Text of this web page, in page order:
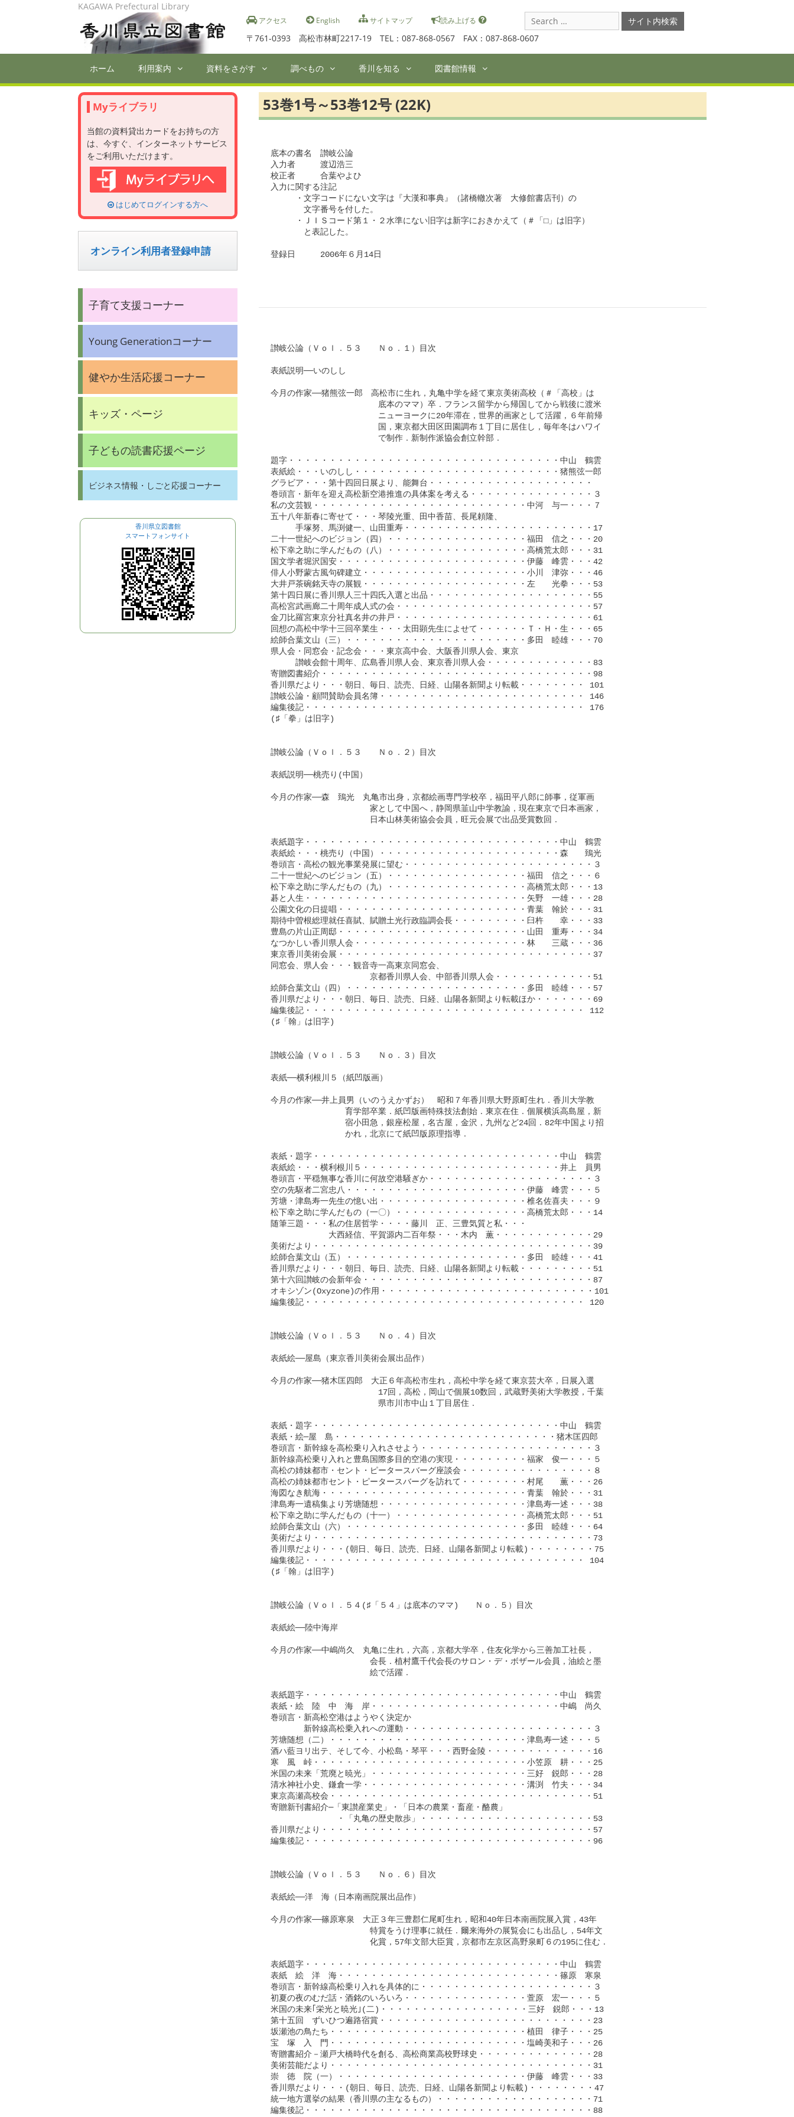
アクセス English サイトマップ 読み上げる
〒761-0393 高松市林町2217-19 TEL：087-868-0567 FAX：087-868-0607
KAGAWA Prefectural Library
Search
for:
ホーム 利用案内 資料をさがす 調べもの 香川を知る 図書館情報
53巻1号～53巻12号 (22K)
底本の書名　讃岐公論
入力者　　　渡辺浩三
校正者　　　合葉やよひ
入力に関する注記
・文字コードにない文字は『大漢和事典』（諸橋轍次著　大修館書店刊）の
文字番号を付した。
・ＪＩＳコード第１・２水準にない旧字は新字におきかえて（＃「□」は旧字）
と表記した。
登録日　　　2006年６月14日
讃岐公論（Ｖｏｌ．５３　　Ｎｏ．１）目次
表紙説明──いのしし
今月の作家──猪熊弦一郎　高松市に生れ，丸亀中学を経て東京美術高校（＃「高校」は
底本のママ）卒．フランス留学から帰国してから戦後に渡米
ニューヨークに20年滞在，世界的画家として活躍，６年前帰
国，東京都大田区田園調布１丁目に居住し，毎年冬はハワイ
で制作．新制作派協会創立幹部．
題字・・・・・・・・・・・・・・・・・・・・・・・・・・・・・・・・・中山　鶴雲
表紙絵・・・いのしし・・・・・・・・・・・・・・・・・・・・・・・・・猪熊弦一郎
グラビア・・・第十四回日展より、能舞台・・・・・・・・・・・・・・・・・・・・
巻頭言・新年を迎え高松新空港推進の具体案を考える・・・・・・・・・・・・・・・３
私の文芸観・・・・・・・・・・・・・・・・・・・・・・・・・・中河　与一・・・７
五十八年新春に寄せて・・・琴陵光重、田中香苗、長尾頼隆、
手塚努、馬渕健一、山田重寿・・・・・・・・・・・・・・・・・・・・・・・17
二十一世紀へのビジョン（四）・・・・・・・・・・・・・・・・・福田　信之・・・20
松下幸之助に学んだもの（八）・・・・・・・・・・・・・・・・・高橋荒太郎・・・31
国文学者堀沢国安・・・・・・・・・・・・・・・・・・・・・・・伊藤　峰雲・・・42
俳人小野蒙古風句碑建立・・・・・・・・・・・・・・・・・・・・小川　津弥・・・46
大井戸茶碗銘天寺の展観・・・・・・・・・・・・・・・・・・・・左　　光拳・・・53
第十四日展に香川県人三十四氏入選と出品・・・・・・・・・・・・・・・・・・・・55
高松宮武画廊二十周年成人式の会・・・・・・・・・・・・・・・・・・・・・・・・57
金刀比羅宮東京分社真名井の井戸・・・・・・・・・・・・・・・・・・・・・・・・61
回想の高松中学十三回卒業生・・・太田顕先生によせて・・・・・・Ｔ・Ｈ・生・・・65
絵師合葉文山（三）・・・・・・・・・・・・・・・・・・・・・・多田　睦雄・・・70
県人会・同窓会・記念会・・・東京高中会、大阪香川県人会、東京
讃岐会館十周年、広島香川県人会、東京香川県人会・・・・・・・・・・・・・83
寄贈図書紹介・・・・・・・・・・・・・・・・・・・・・・・・・・・・・・・・・98
香川県だより・・・朝日、毎日、読売、日経、山陽各新聞より転載・・・・・・・・ 101
讃岐公論・顧問賛助会員名簿・・・・・・・・・・・・・・・・・・・・・・・・・ 146
編集後記・・・・・・・・・・・・・・・・・・・・・・・・・・・・・・・・・・ 176
(♯「拳」は旧字)
讃岐公論（Ｖｏｌ．５３　　Ｎｏ．２）目次
表紙説明──桃売り(中国）
今月の作家──森　鵄光　丸亀市出身，京都絵画専門学校卒，福田平八郎に師事，従軍画
家として中国へ，静岡県韮山中学教諭，現在東京で日本画家，
日本山林美術協会会員，旺元会展で出品受賞数回．
表紙題字・・・・・・・・・・・・・・・・・・・・・・・・・・・・・・・中山　鶴雲
表紙絵・・・桃売り（中国）・・・・・・・・・・・・・・・・・・・・・・森　　鵄光
巻頭言・高松の観光事業発展に望む・・・・・・・・・・・・・・・・・・・・・・・３
二十一世紀へのビジョン（五）・・・・・・・・・・・・・・・・・福田　信之・・・６
松下幸之助に学んだもの（九）・・・・・・・・・・・・・・・・・高橋荒太郎・・・13
碁と人生・・・・・・・・・・・・・・・・・・・・・・・・・・・矢野　一雄・・・28
公園文化の日提唱・・・・・・・・・・・・・・・・・・・・・・・青葉　翰於・・・31
期待中曽根総理就任喜賦、賦贈土光行政臨調会長・・・・・・・・・臼杵　　幸・・・33
豊島の片山正周邸・・・・・・・・・・・・・・・・・・・・・・・山田　重寿・・・34
なつかしい香川県人会・・・・・・・・・・・・・・・・・・・・・林　　三蔵・・・36
東京香川美術会展・・・・・・・・・・・・・・・・・・・・・・・・・・・・・・・37
同窓会、県人会・・・観音寺一高東京同窓会、
京都香川県人会、中部香川県人会・・・・・・・・・・・・51
絵師合葉文山（四）・・・・・・・・・・・・・・・・・・・・・・多田　睦雄・・・57
香川県だより・・・朝日、毎日、読売、日経、山陽各新聞より転載ほか・・・・・・・69
編集後記・・・・・・・・・・・・・・・・・・・・・・・・・・・・・・・・・・ 112
(♯「翰」は旧字)
讃岐公論（Ｖｏｌ．５３　　Ｎｏ．３）目次
表紙──横利根川５（紙凹版画）
今月の作家──井上員男（いのうえかずお）　昭和７年香川県大野原町生れ．香川大学教
育学部卒業．紙凹版画特殊技法創始．東京在住．個展横浜高島屋，新
宿小田急，銀座松屋，名古屋，金沢，九州など24回．82年中国より招
かれ，北京にて紙凹版原理指導．
表紙・題字・・・・・・・・・・・・・・・・・・・・・・・・・・・・・・中山　鶴雲
表紙絵・・・横利根川５・・・・・・・・・・・・・・・・・・・・・・・・井上　員男
巻頭言・平穏無事な香川に何故空港騒ぎか・・・・・・・・・・・・・・・・・・・・３
空の先駆者二宮忠八・・・・・・・・・・・・・・・・・・・・・・伊藤　峰雲・・・５
芳塘・津島寿一先生の憶い出・・・・・・・・・・・・・・・・・・椎名佐喜夫・・・９
松下幸之助に学んだもの（一〇）・・・・・・・・・・・・・・・・高橋荒太郎・・・14
随筆三題・・・私の住居哲学・・・・藤川　正、三豊気質と私・・・
大西経信、平賀源内二百年祭・・・木内　薫・・・・・・・・・・・・29
美術だより・・・・・・・・・・・・・・・・・・・・・・・・・・・・・・・・・・39
絵師合葉文山（五）・・・・・・・・・・・・・・・・・・・・・・多田　睦雄・・・41
香川県だより・・・朝日、毎日、読売、日経、山陽各新聞より転載・・・・・・・・・51
第十六回讃岐の会新年会・・・・・・・・・・・・・・・・・・・・・・・・・・・・87
オキシゾン(Oxyzone)の作用・・・・・・・・・・・・・・・・・・・・・・・・・・101
編集後記・・・・・・・・・・・・・・・・・・・・・・・・・・・・・・・・・・ 120
讃岐公論（Ｖｏｌ．５３　　Ｎｏ．４）目次
表紙絵──屋島（東京香川美術会展出品作）
今月の作家──猪木匡四郎　大正６年高松市生れ，高松中学を経て東京芸大卒，日展入選
17回，高松，岡山で個展10数回，武蔵野美術大学教授，千葉
県市川市中山１丁目居住．
表紙・題字・・・・・・・・・・・・・・・・・・・・・・・・・・・・・・中山　鶴雲
表紙・絵─屋　島・・・・・・・・・・・・・・・・・・・・・・・・・・・猪木匡四郎
巻頭言・新幹線を高松乗り入れさせよう・・・・・・・・・・・・・・・・・・・・・３
新幹線高松乗り入れと豊島国際多目的空港の実現・・・・・・・・・福家　俊一・・・５
高松の姉妹都市・セント・ピータースバーグ座談会・・・・・・・・・・・・・・・・８
高松の姉妹都市セント・ピータースバーグを訪れて・・・・・・・・村尾　　薫・・・26
海図なき航海・・・・・・・・・・・・・・・・・・・・・・・・・青葉　翰於・・・31
津島寿一遺稿集より芳塘随想・・・・・・・・・・・・・・・・・・津島寿一述・・・38
松下幸之助に学んだもの（十一）・・・・・・・・・・・・・・・・高橋荒太郎・・・51
絵師合葉文山（六）・・・・・・・・・・・・・・・・・・・・・・多田　睦雄・・・64
美術だより・・・・・・・・・・・・・・・・・・・・・・・・・・・・・・・・・・73
香川県だより・・・(朝日、毎日、読売、日経、山陽各新聞より転載)・・・・・・・・75
編集後記・・・・・・・・・・・・・・・・・・・・・・・・・・・・・・・・・・ 104
(♯「翰」は旧字)
讃岐公論（Ｖｏｌ．５４(♯「５４」は底本のママ)　　Ｎｏ．５）目次
表紙絵──陸中海岸
今月の作家──中嶋尚久　丸亀に生れ，六高，京都大学卒，住友化学から三善加工社長，
会長．植村鷹千代会長のサロン・デ・ボザール会員，油絵と墨
絵で活躍．
表紙題字・・・・・・・・・・・・・・・・・・・・・・・・・・・・・・・中山　鶴雲
表紙・絵　陸　中　海　岸・・・・・・・・・・・・・・・・・・・・・・・中嶋　尚久
巻頭言・新高松空港はようやく決定か
新幹線高松乗入れへの運動・・・・・・・・・・・・・・・・・・・・・・・３
芳塘随想（二）・・・・・・・・・・・・・・・・・・・・・・・・津島寿一述・・・５
酒ハ藍ヨリ出テ、そして今、小松島・琴平・・・西野金陵・・・・・・・・・・・・・16
寒　風　峠・・・・・・・・・・・・・・・・・・・・・・・・・・小笠原　耕・・・25
米国の未来「荒廃と暁光」・・・・・・・・・・・・・・・・・・・三好　鋭郎・・・28
清水神社小史、鎌倉一学・・・・・・・・・・・・・・・・・・・・溝渕　竹夫・・・34
東京高瀬高校会・・・・・・・・・・・・・・・・・・・・・・・・・・・・・・・・51
寄贈新刊書紹介─「東讃産業史」・「日本の農業・畜産・酪農」
・「丸亀の歴史散歩」・・・・・・・・・・・・・・・・・・・・・53
香川県だより・・・・・・・・・・・・・・・・・・・・・・・・・・・・・・・・・57
編集後記・・・・・・・・・・・・・・・・・・・・・・・・・・・・・・・・・・・96
讃岐公論（Ｖｏｌ．５３　　Ｎｏ．６）目次
表紙絵──洋　海（日本南画院展出品作）
今月の作家──篠原寒泉　大正３年三豊郡仁尾町生れ，昭和40年日本南画院展入賞，43年
特賞をうけ理事に就任．爾来海外の展覧会にも出品し，54年文
化賞，57年文部大臣賞，京都市左京区高野泉町６の195に住む．
表紙題字・・・・・・・・・・・・・・・・・・・・・・・・・・・・・・・中山　鶴雲
表紙　絵　洋　海・・・・・・・・・・・・・・・・・・・・・・・・・・・篠原　寒泉
巻頭言・新幹線高松乗り入れを具体的に・・・・・・・・・・・・・・・・・・・・・３
初夏の夜のむだ話・酒銘のいろいろ・・・・・・・・・・・・・・・萱原　宏一・・・５
米国の未来｢栄光と暁光｣(二)・・・・・・・・・・・・・・・・・・三好　鋭郎・・・13
第十五回　ずいひつ遍路宿賞・・・・・・・・・・・・・・・・・・・・・・・・・・23
坂瀬池の鳥たち・・・・・・・・・・・・・・・・・・・・・・・・植田　律子・・・25
宝　塚　入　門・・・・・・・・・・・・・・・・・・・・・・・・塩崎美和子・・・26
寄贈書紹介－瀬戸大橋時代を創る、高松商業高校野球史・・・・・・・・・・・・・・28
美術芸能だより・・・・・・・・・・・・・・・・・・・・・・・・・・・・・・・・31
崇　徳　院（一）・・・・・・・・・・・・・・・・・・・・・・・伊藤　峰雲・・・33
香川県だより・・・(朝日、毎日、読売、日経、山陽各新聞より転載)・・・・・・・・47
統一地方選挙の結果（香川県の主なるもの）・・・・・・・・・・・・・・・・・・・71
編集後記・・・・・・・・・・・・・・・・・・・・・・・・・・・・・・・・・・・88
Myライブラリ
当館の資料貸出カードをお持ちの方
は、今すぐ、インターネットサービス
をご利用いただけます。
はじめてログインする方へ
オンライン利用者登録申請
子育て支援コーナー
Young Generationコーナー
健やか生活応援コーナー
キッズ・ページ
子どもの読書応援ページ
ビジネス情報・しごと応援コーナー
香川県立図書館
スマートフォンサイト